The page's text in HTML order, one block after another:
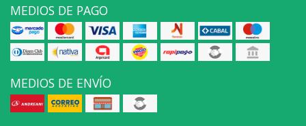
MEDIOS DE PAGO
MEDIOS DE ENVÍO